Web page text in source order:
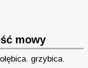
mowy
,grzybica,